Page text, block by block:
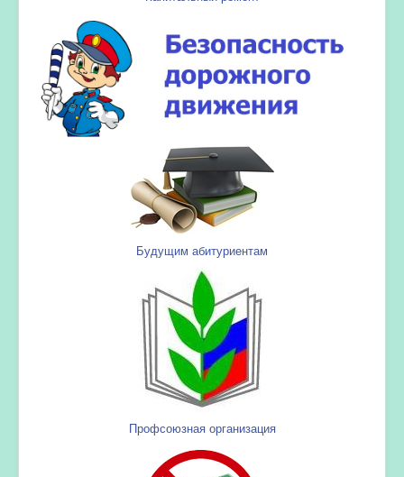
Будущим абитуриентам
Профсоюзная организация